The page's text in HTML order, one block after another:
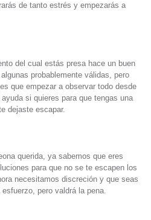
de tanto estrés y empezarás a
del cual estás presa hace un buen
probablemente válidas, pero
que empezar a observar todo desde
si quieres para que tengas una
dejaste escapar.
querida, ya sabemos que eres
para que no se te escapen los
necesitamos discreción y que seas
pero valdrá la pena.